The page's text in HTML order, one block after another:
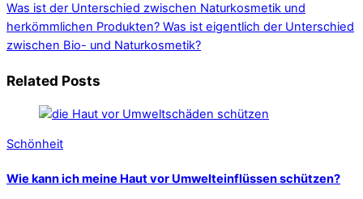
Was ist der Unterschied zwischen Naturkosmetik und
herkömmlichen Produkten? Was ist eigentlich der Unterschied
zwischen Bio- und Naturkosmetik?
Related Posts
Schönheit
Wie kann ich meine Haut vor Umwelteinflüssen schützen?